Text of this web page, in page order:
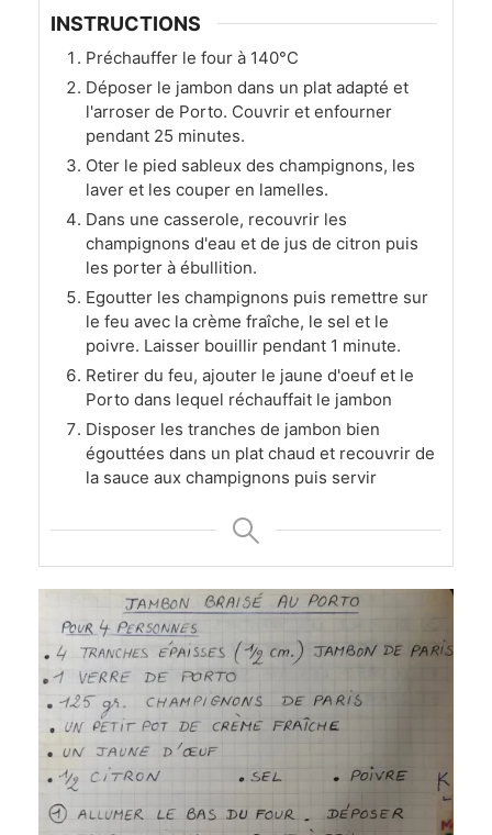
INSTRUCTIONS
Préchauffer le four à 140°C
Déposer le jambon dans un plat adapté et
l'arroser de Porto. Couvrir et enfourner
pendant 25 minutes.
Oter le pied sableux des champignons, les
laver et les couper en lamelles.
Dans une casserole, recouvrir les
champignons d'eau et de jus de citron puis
les porter à ébullition.
Egoutter les champignons puis remettre sur
le feu avec la crème fraîche, le sel et le
poivre. Laisser bouillir pendant 1 minute.
Retirer du feu, ajouter le jaune d'oeuf et le
Porto dans lequel réchauffait le jambon
Disposer les tranches de jambon bien
égouttées dans un plat chaud et recouvrir de
la sauce aux champignons puis servir